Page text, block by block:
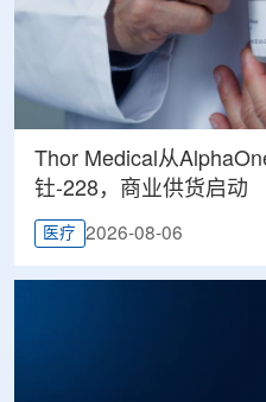
Thor Medical从
钍-228，商业供货启动
医疗 2026-08-06